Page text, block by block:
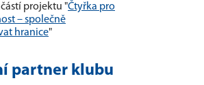
projektu "Čtyřka pro
– společně
hranice"
partner klubu